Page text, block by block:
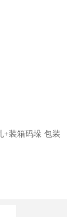
+装箱码垛 包装